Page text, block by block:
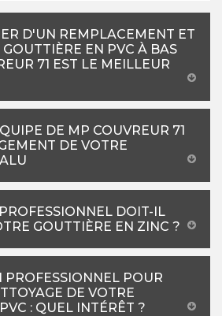
D'UN REMPLACEMENT ET
EN PVC À BAS
71 EST LE MEILLEUR
DE MP COUVREUR 71
DE VOTRE
DOIT-IL
GOUTTIÈRE EN ZINC ?
PROFESSIONNEL POUR
DE VOTRE
: QUEL INTÉRÊT ?